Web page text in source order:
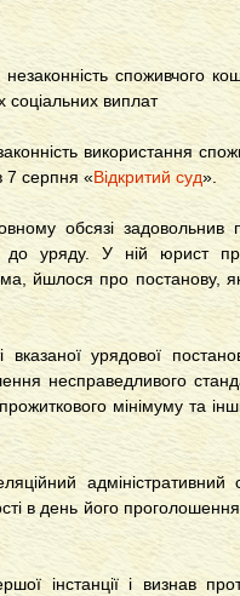
споживчого
соціальних виплат
використання
7 серпня «Відкритий суд».
обсязі задовольнив
до уряду. У ній юрист
йшлося про постанову,
урядової
несправедливого
мінімуму та
в день його
інстанції і визнав